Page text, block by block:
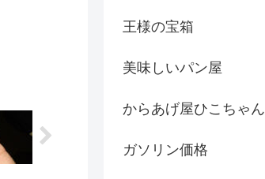
王様の宝箱
美味しいパン屋
からあげ屋ひこちゃん
ガソリン価格